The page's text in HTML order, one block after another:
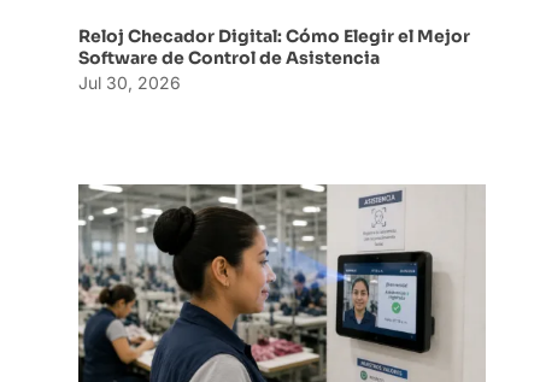
Reloj Checador Digital: Cómo Elegir el Mejor
Software de Control de Asistencia
Jul 30, 2026